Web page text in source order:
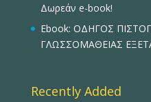
Δωρεάν e-book!
Ebook: ΟΔΗΓΟΣ
ΓΛΩΣΣΟΜΑΘΕΙΑΣ
Recently Added